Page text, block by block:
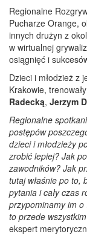
Regionalne
Pucharze Orange,
innych drużyn z
w wirtualnej
osiągnięć i
Dzieci i młodzież z
Krakowie,
Radecką, Jerzym
Regionalne
postępów
dzieci i młodzieży
zrobić lepiej? Jak
zawodników? Jak
tutaj właśnie po to,
pytania i cały czas
przypominamy im
to przede
ekspert